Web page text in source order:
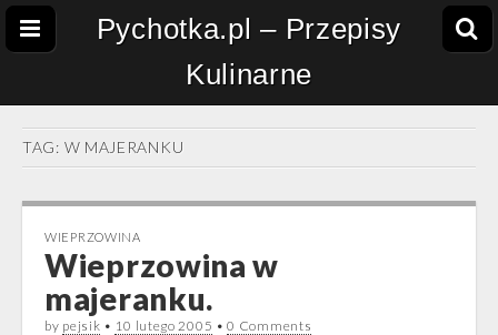
Pychotka.pl – Przepisy
Kulinarne
TAG: W MAJERANKU
WIEPRZOWINA
Wieprzowina w
majeranku.
by pejsik • 10 lutego 2005 •0 Comments